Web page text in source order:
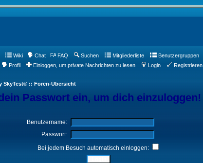
Wiki Chat FAQ Suchen Mitgliederliste
Benutzergruppen
Profil
Einloggen, um private Nachrichten zu lesen Login Registrieren
SkyTest® :: Foren-Übersicht
Passwort ein, um dich einzuloggen!
Benutzername:
Passwort:
Bei jedem Besuch automatisch einloggen: